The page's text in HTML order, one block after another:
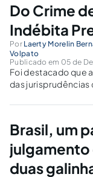
empresário
excludente,
Do Crime
Indébita
Por Laerty Morelin
Volpato
Publicado em 05 de
Foi destacado que
das
preterindo o
indébita previsto no
Brasil, um
duas